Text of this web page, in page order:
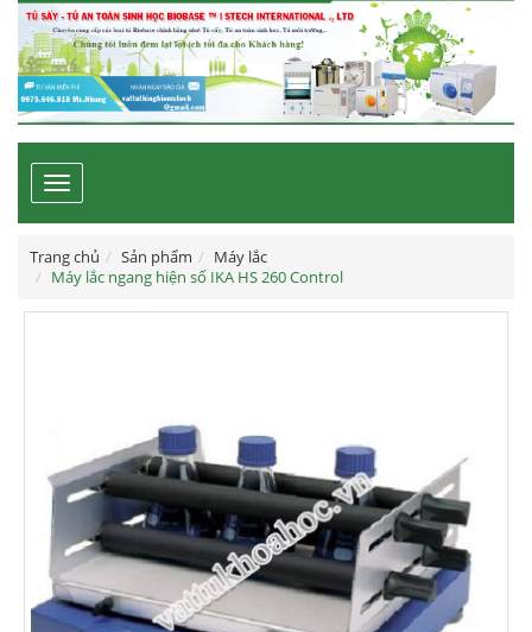
Toggle
navigation
Trang chủ Sản phẩm
Máy lắc
Máy lắc ngang hiện số IKA HS 260 Control